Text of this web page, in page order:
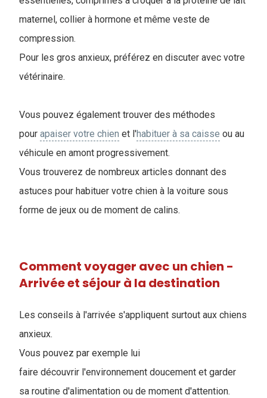
maternel, collier à hormone et même veste de
compression.
Pour les gros anxieux, préférez en discuter avec votre
vétérinaire.
Vous pouvez également trouver des méthodes
pour apaiser votre chien et l'habituer à sa caisse ou au
véhicule en amont progressivement.
Vous trouverez de nombreux articles donnant des
astuces pour habituer votre chien à la voiture sous
forme de jeux ou de moment de calins.
Comment voyager avec un chien -
Arrivée et séjour à la destination
Les conseils à l'arrivée s'appliquent surtout aux chiens
anxieux.
Vous pouvez par exemple lui
faire découvrir l'environnement doucement et garder
sa routine d'alimentation ou de moment d'attention.